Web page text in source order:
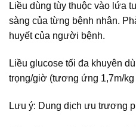
Liều dùng tùy thuộc vào lứa
sàng của từng bệnh nhân.
huyết của người bệnh.
Liều glucose tối đa khuyên
trọng/giờ (tương ứng 1,7m/kg
Lưu ý: Dung dịch ưu trương